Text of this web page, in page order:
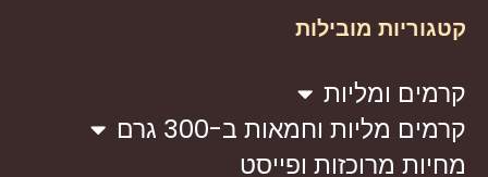
קטגוריות מובילות
קרמים ומליות
קרמים מליות וחמאות ב-300 גרם
מחיות מרוכזות ופייסט